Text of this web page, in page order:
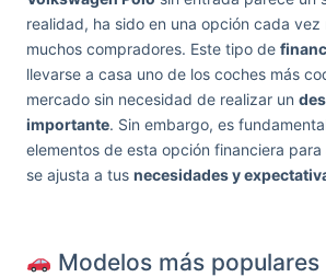
realidad, ha sido en una opción cada
muchos compradores. Este tipo de
llevarse a casa uno de los coches más
mercado sin necesidad de realizar un
importante. Sin embargo, es
elementos de esta opción financiera
se ajusta a tus necesidades y
Modelos más populares